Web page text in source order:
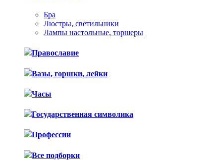
Бра
Люстры, светильники
Лампы настольные, торшеры
Православие
Вазы, горшки, лейки
Часы
Государственная символика
Профессии
Все подборки